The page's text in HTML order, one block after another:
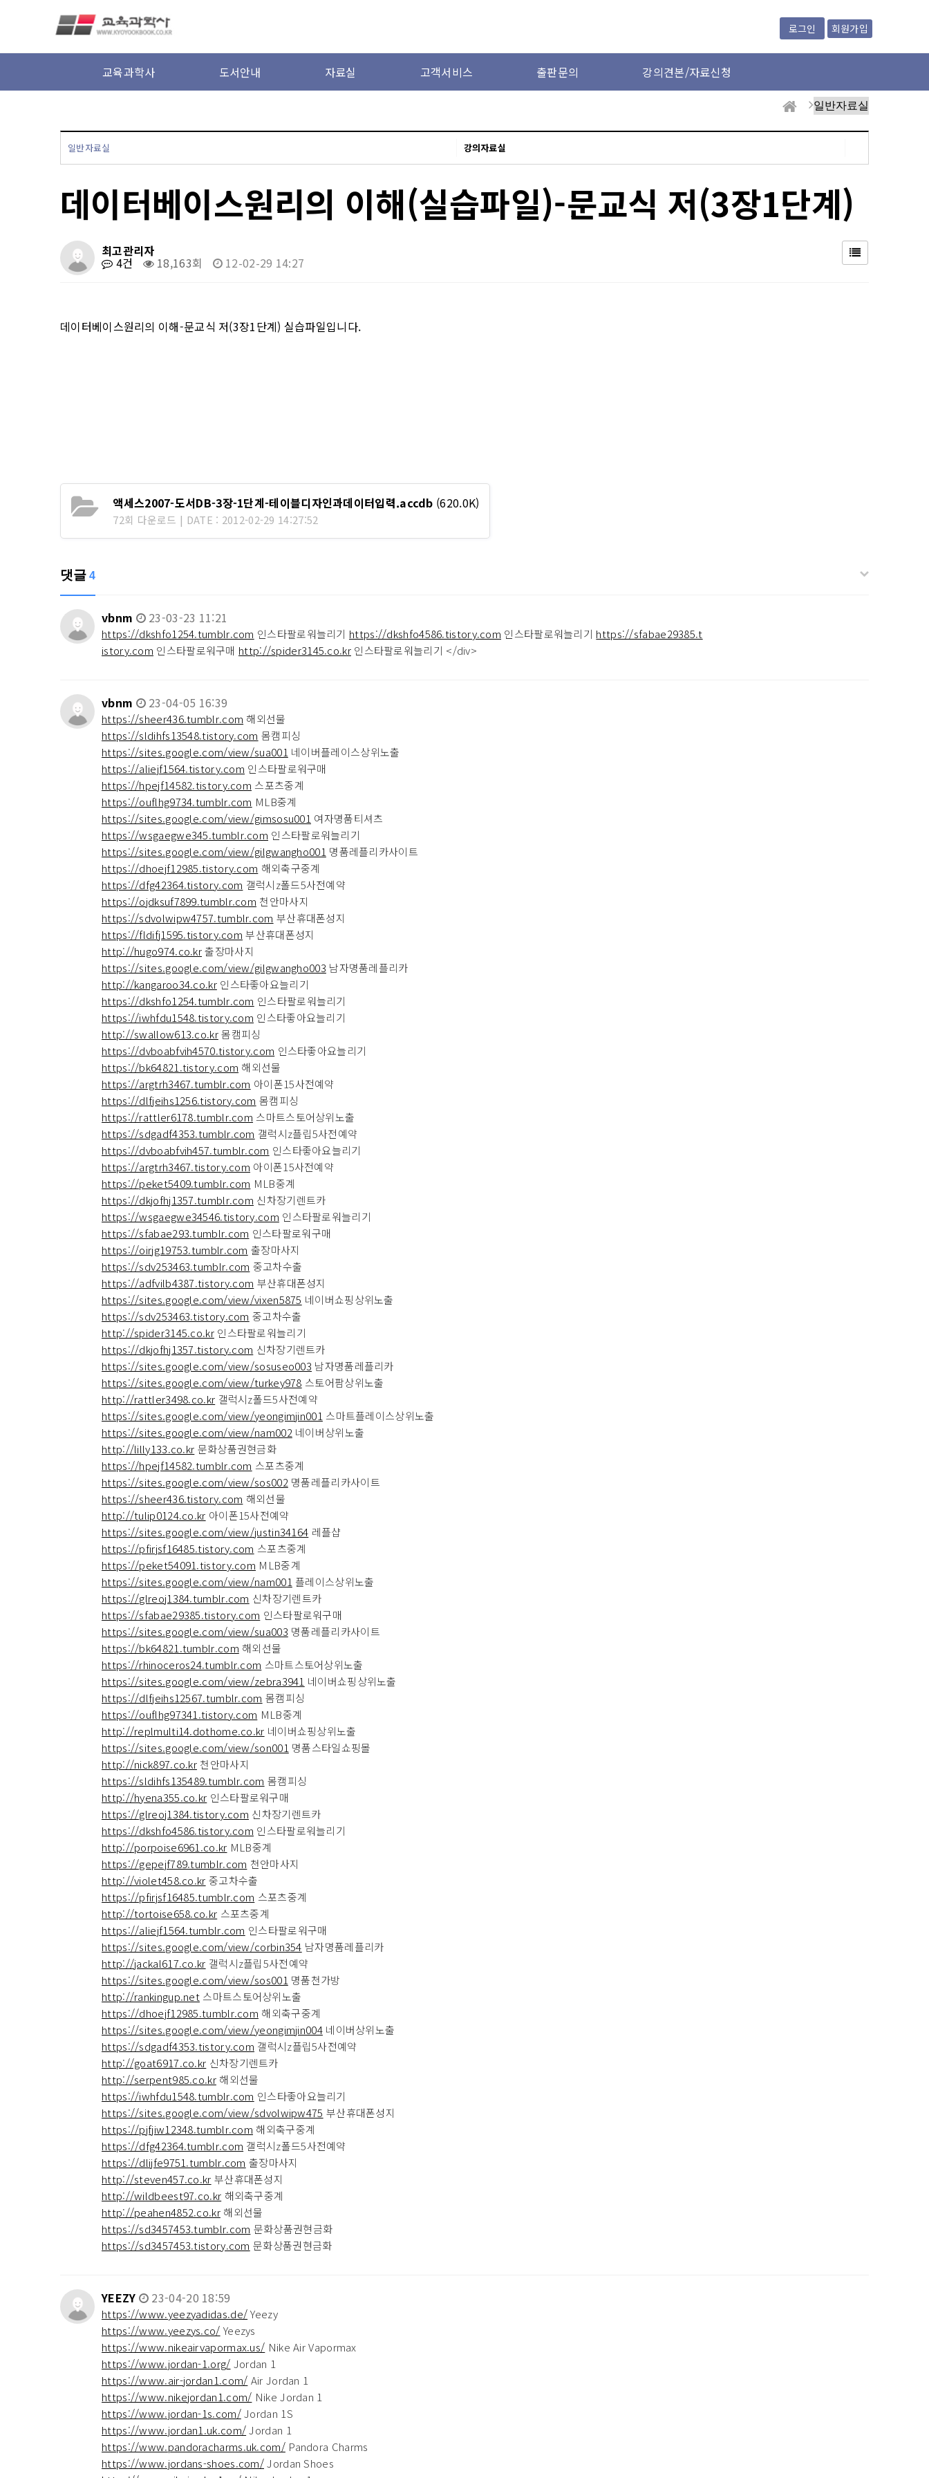
로그인 회원가입
교육과학사 도서안내 자료실 고객서비스 출판문의 강의견본/자료신청
일반자료실 강의자료실
데이터베이스원리의 이해(실습파일)-문교식 저(3장1단계)
최고관리자
4건 18,163회 12-02-29 14:27
데이터베이스원리의 이해-문교식 저(3장1단계) 실습파일입니다.
액세스2007-도서DB-3장-1단계-테이블디자인과데이터입력.accdb (620.0K)
72회 다운로드 | DATE : 2012-02-29 14:27:52
댓글 4
vbnm 23-03-23 11:21
https://dkshfo1254.tumblr.com 인스타팔로워늘리기 https://dkshfo4586.tistory.com 인스타팔로워늘리기 https://sfabae29385.t
istory.com 인스타팔로워구매 http://spider3145.co.kr인스타팔로워늘리기 </div>
vbnm 23-04-05 16:39
https://sheer436.tumblr.com 해외선물
https://sldihfs13548.tistory.com 몸캠피싱
https://sites.google.com/view/sua001 네이버플레이스상위노출
https://aliejf1564.tistory.com 인스타팔로워구매
https://hpejf14582.tistory.com 스포츠중계
https://ouflhg9734.tumblr.com MLB중계
https://sites.google.com/view/gimsosu001 여자명품티셔츠
https://wsgaegwe345.tumblr.com 인스타팔로워늘리기
https://sites.google.com/view/gilgwangho001 명품레플리카사이트
https://dhoejf12985.tistory.com 해외축구중계
https://dfg42364.tistory.com 갤럭시z폴드5사전예약
https://ojdksuf7899.tumblr.com 천안마사지
https://sdvolwipw4757.tumblr.com 부산휴대폰성지
https://fldifj1595.tistory.com 부산휴대폰성지
http://hugo974.co.kr출장마사지
https://sites.google.com/view/gilgwangho003 남자명품레플리카
http://kangaroo34.co.kr인스타좋아요늘리기
https://dkshfo1254.tumblr.com 인스타팔로워늘리기
https://iwhfdu1548.tistory.com 인스타좋아요늘리기
http://swallow613.co.kr몸캠피싱
https://dvboabfvih4570.tistory.com 인스타좋아요늘리기
https://bk64821.tistory.com 해외선물
https://argtrh3467.tumblr.com 아이폰15사전예약
https://dlfjeihs1256.tistory.com 몸캠피싱
https://rattler6178.tumblr.com 스마트스토어상위노출
https://sdgadf4353.tumblr.com 갤럭시z플립5사전예약
https://dvboabfvih457.tumblr.com 인스타좋아요늘리기
https://argtrh3467.tistory.com 아이폰15사전예약
https://peket5409.tumblr.com MLB중계
https://dkjofhj1357.tumblr.com 신차장기렌트카
https://wsgaegwe34546.tistory.com 인스타팔로워늘리기
https://sfabae293.tumblr.com 인스타팔로워구매
https://oirjg19753.tumblr.com 출장마사지
https://sdv253463.tumblr.com 중고차수출
https://adfvilb4387.tistory.com 부산휴대폰성지
https://sites.google.com/view/vixen5875 네이버쇼핑상위노출
https://sdv253463.tistory.com 중고차수출
http://spider3145.co.kr인스타팔로워늘리기
https://dkjofhj1357.tistory.com 신차장기렌트카
https://sites.google.com/view/sosuseo003 남자명품레플리카
https://sites.google.com/view/turkey978 스토어팜상위노출
http://rattler3498.co.kr 갤럭시z폴드5사전예약
https://sites.google.com/view/yeongimjin001 스마트플레이스상위노출
https://sites.google.com/view/nam002 네이버상위노출
http://lilly133.co.kr 문화상품권현금화
https://hpejf14582.tumblr.com 스포츠중계
https://sites.google.com/view/sos002 명품레플리카사이트
https://sheer436.tistory.com 해외선물
http://tulip0124.co.kr 아이폰15사전예약
https://sites.google.com/view/justin34164 레플샵
https://pfirjsf16485.tistory.com 스포츠중계
https://peket54091.tistory.com MLB중계
https://sites.google.com/view/nam001 플레이스상위노출
https://glreoj1384.tumblr.com 신차장기렌트카
https://sfabae29385.tistory.com 인스타팔로워구매
https://sites.google.com/view/sua003 명품레플리카사이트
https://bk64821.tumblr.com 해외선물
https://rhinoceros24.tumblr.com 스마트스토어상위노출
https://sites.google.com/view/zebra3941 네이버쇼핑상위노출
https://dlfjeihs12567.tumblr.com 몸캠피싱
https://ouflhg97341.tistory.com MLB중계
http://replmulti14.dothome.co.kr 네이버쇼핑상위노출
https://sites.google.com/view/son001 명품스타일쇼핑몰
http://nick897.co.kr 천안마사지
https://sldihfs135489.tumblr.com 몸캠피싱
http://hyena355.co.kr 인스타팔로워구매
https://glreoj1384.tistory.com 신차장기렌트카
https://dkshfo4586.tistory.com 인스타팔로워늘리기
http://porpoise6961.co.kr MLB중계
https://gepejf789.tumblr.com 천안마사지
http://violet458.co.kr 중고차수출
https://pfirjsf16485.tumblr.com 스포츠중계
http://tortoise658.co.kr 스포츠중계
https://aliejf1564.tumblr.com 인스타팔로워구매
https://sites.google.com/view/corbin354 남자명품레플리카
http://jackal617.co.kr 갤럭시z플립5사전예약
https://sites.google.com/view/sos001 명품천가방
http://rankingup.net 스마트스토어상위노출
https://dhoejf12985.tumblr.com 해외축구중계
https://sites.google.com/view/yeongimjin004네이버상위노출
https://sdgadf4353.tistory.com 갤럭시z플립5사전예약
http://goat6917.co.kr 신차장기렌트카
http://serpent985.co.kr해외선물
https://iwhfdu1548.tumblr.com 인스타좋아요늘리기
https://sites.google.com/view/sdvolwipw475 부산휴대폰성지
https://pjfjiw12348.tumblr.com 해외축구중계
https://dfg42364.tumblr.com 갤럭시z폴드5사전예약
https://dlijfe9751.tumblr.com 출장마사지
http://steven457.co.kr 부산휴대폰성지
http://wildbeest97.co.kr 해외축구중계
http://peahen4852.co.kr해외선물
https://sd3457453.tumblr.com 문화상품권현금화
https://sd3457453.tistory.com 문화상품권현금화
YEEZY 23-04-20 18:59
https://www.yeezyadidas.de/Yeezy
https://www.yeezys.co/ Yeezys
https://www.nikeairvapormax.us/ Nike Air Vapormax
https://www.jordan-1.org/ Jordan 1
https://www.air-jordan1.com/ Air Jordan 1
https://www.nikejordan1.com/ Nike Jordan 1
https://www.jordan-1s.com/Jordan 1S
https://www.jordan1.uk.com/Jordan 1
https://www.pandoracharms.uk.com/Pandora Charms
https://www.jordans-shoes.com/Jordan Shoes